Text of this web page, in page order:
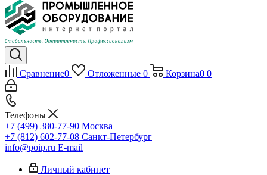
Сравнение0 Отложенные 0 Корзина0 0
Телефоны
+7 (499) 380-77-90 Москва
+7 (812) 602-77-08 Санкт-Петербург
info@poip.ru E-mail
Личный кабинет